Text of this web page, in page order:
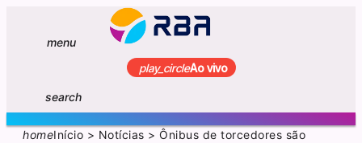
menu
play_circleAo vivo
search
homeInício > Notícias >Ônibus de torcedores são